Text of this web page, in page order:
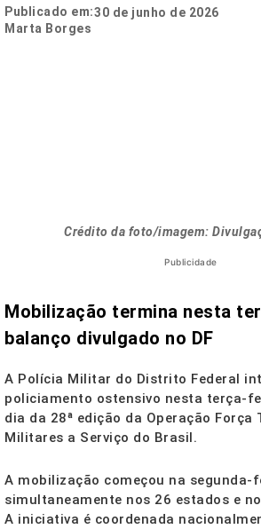
Publicado em:30 de junho de 2026
Marta Borges
Crédito da foto/imagem:
Publicidade
Mobilização termina nesta
balanço divulgado no DF
A Polícia Militar do Distrito Federal
policiamento ostensivo nesta terça-
dia da 28ª edição da Operação
Militares a Serviço do Brasil.
A mobilização começou na segunda-
simultaneamente nos 26 estados e
A iniciativa é coordenada